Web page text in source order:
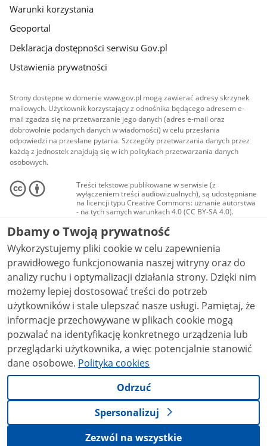
Warunki korzystania
Geoportal
Deklaracja dostępności serwisu Gov.pl
Ustawienia prywatności
Strony dostępne w domenie www.gov.pl mogą zawierać adresy skrzynek
mailowych. Użytkownik korzystający z odnośnika będącego adresem e-
mail zgadza się na przetwarzanie jego danych (adres e-mail oraz
dobrowolnie podanych danych w wiadomości) w celu przesłania
odpowiedzi na przesłane pytania. Szczegóły przetwarzania danych przez
każdą z jednostek znajdują się w ich politykach przetwarzania danych
osobowych.
Treści tekstowe publikowane w serwisie (z
wyłączeniem treści audiowizualnych), są udostępniane
na licencji typu Creative Commons: uznanie autorstwa
- na tych samych warunkach 4.0 (CC BY-SA 4.0).
Materiały audiowizualne, w tym zdjęcia, materiały
audio i wideo, są udostępniane na licencji typu
Creative Commons: uznanie autorstwa użycie
niekomercyjne - bez utworów zależnych 4.0 (CC BY-
NC-ND 4.0), o ile nie jest to stwierdzone inaczej.
Dbamy o Twoją prywatność
Wykorzystujemy pliki cookie w celu zapewnienia
prawidłowego funkcjonowania naszej witryny oraz do
analizy ruchu i optymalizacji działania strony. Dzięki nim
możemy lepiej dostosować treści do potrzeb
użytkowników i stale ulepszać nasze usługi. Pamiętaj, że
informacje przechowywane w plikach cookie mogą
pozwalać na identyfikację konkretnego urządzenia lub
przeglądarki użytkownika, a więc potencjalnie stanowić
dane osobowe. Polityka cookies
Odrzuć
Spersonalizuj
Zezwól na wszystkie